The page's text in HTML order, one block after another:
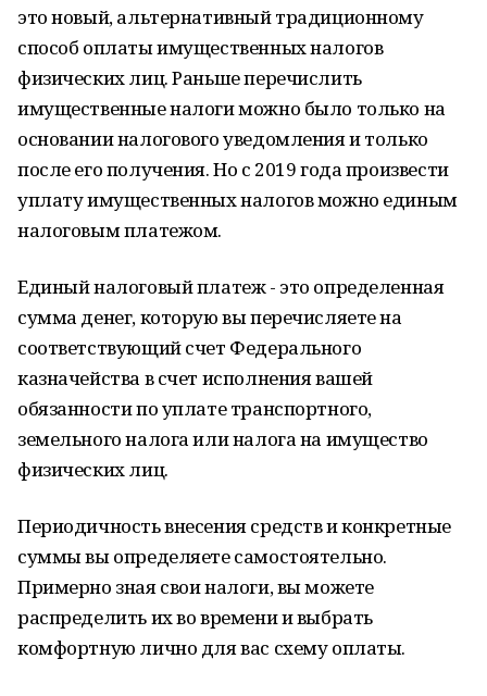
это новый, альтернативный традиционному
способ оплаты имущественных налогов
физических лиц. Раньше перечислить
имущественные налоги можно было только на
основании налогового уведомления и только
после его получения. Но с 2019 года произвести
уплату имущественных налогов можно единым
налоговым платежом.
Единый налоговый платеж - это определенная
сумма денег, которую вы перечисляете на
соответствующий счет Федерального
казначейства в счет исполнения вашей
обязанности по уплате транспортного,
земельного налога или налога на имущество
физических лиц.
Периодичность внесения средств и конкретные
суммы вы определяете самостоятельно.
Примерно зная свои налоги, вы можете
распределить их во времени и выбрать
комфортную лично для вас схему оплаты.